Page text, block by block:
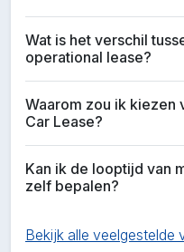
Wat is het verschil
operational lease?
Waarom zou ik kiezen
Car Lease?
Kan ik de looptijd van
zelf bepalen?
Bekijk alle veelgestelde